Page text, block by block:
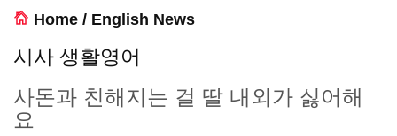
Home / English News
시사 생활영어
사돈과 친해지는 걸 딸 내외가 싫어해
요